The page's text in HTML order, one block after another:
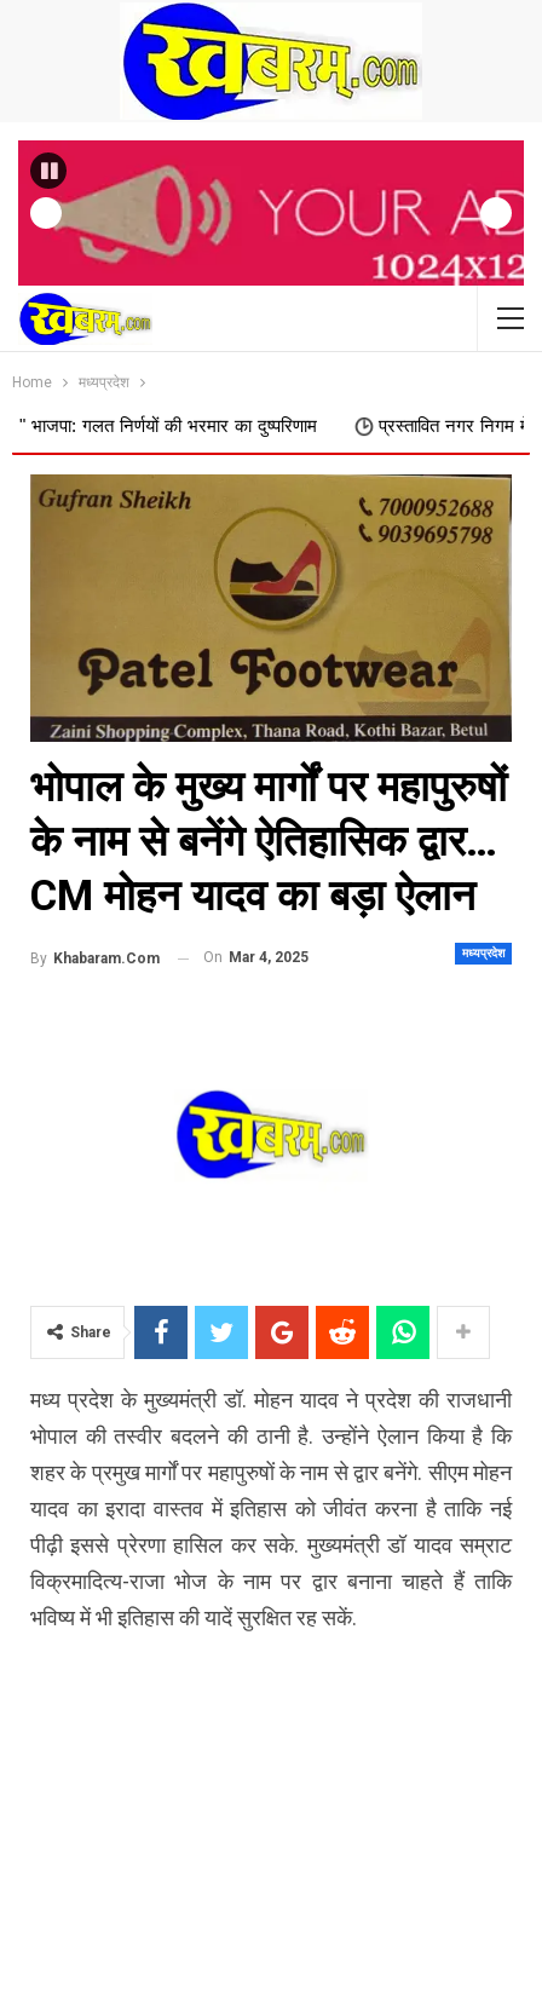
Previous
Home मध्यप्रदेश
की भरमार का दुष्परिणाम प्रस्तावित नगर निगम में शामिल किए
भोपाल के मुख्य मार्गों पर महापुरुषों
के नाम से बनेंगे ऐतिहासिक द्वार…
CM मोहन यादव का बड़ा ऐलान
मध्यप्रदेश
By Khabaram.Com On Mar 4, 2025
Share
मध्य प्रदेश के मुख्यमंत्री डॉ. मोहन यादव ने प्रदेश की राजधानी
भोपाल की तस्वीर बदलने की ठानी है. उन्होंने ऐलान किया है कि
शहर के प्रमुख मार्गों पर महापुरुषों के नाम से द्वार बनेंगे. सीएम मोहन
यादव का इरादा वास्तव में इतिहास को जीवंत करना है ताकि नई
पीढ़ी इससे प्रेरणा हासिल कर सके. मुख्यमंत्री डॉ यादव सम्राट
विक्रमादित्य-राजा भोज के नाम पर द्वार बनाना चाहते हैं ताकि
भविष्य में भी इतिहास की यादें सुरक्षित रह सकें.